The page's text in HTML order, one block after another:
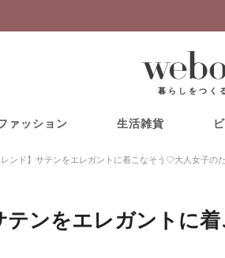
暮らしをつく
ァッション 生活雑貨
レンド】サテンをエレガントに着こなそう♡大人女子の
テンをエレガントに